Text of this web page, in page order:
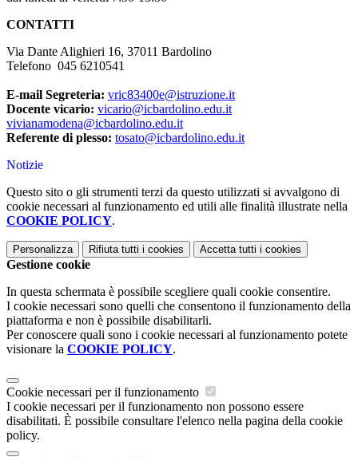
CONTATTI
Via Dante Alighieri 16, 37011 Bardolino
Telefono 045 6210541
E-mail Segreteria: vric83400e@istruzione.it
Docente vicario: vicario@icbardolino.edu.it
vivianamodena@icbardolino.edu.it
Referente di plesso: tosato@icbardolino.edu.it
Notizie
Questo sito o gli strumenti terzi da questo utilizzati si avvalgono di
cookie necessari al funzionamento ed utili alle finalità illustrate nella
COOKIE POLICY.
Personalizza Rifiuta tutti i cookies Accetta tutti i cookies
Gestione cookie
In questa schermata è possibile scegliere quali cookie consentire.
I cookie necessari sono quelli che consentono il funzionamento della
piattaforma e non è possibile disabilitarli.
Per conoscere quali sono i cookie necessari al funzionamento potete
visionare la COOKIE POLICY.
Cookie necessari per il funzionamento
I cookie necessari per il funzionamento non possono essere
disabilitati. È possibile consultare l'elenco nella pagina della cookie
policy.